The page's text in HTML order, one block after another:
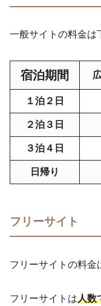
一般サイトの料金は
宿泊期間
１泊２日
２泊３日
３泊４日
日帰り
フリーサイト
フリーサイトの料金
フリーサイトは人数